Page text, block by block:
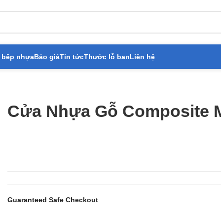
bếp nhựaBáo giáTin tứcThước lỗ banLiên hệ
Cửa Nhựa Gỗ Composite
Guaranteed Safe Checkout